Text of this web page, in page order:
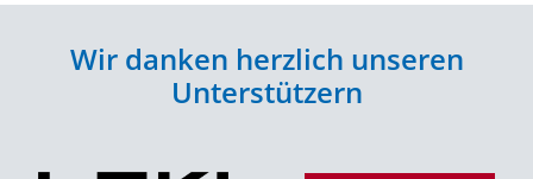
Wir danken herzlich unseren
Unterstützern